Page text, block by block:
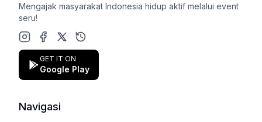
Mengajak masyarakat Indonesia hidup aktif melalui event
seru!
Instagram
Facebook
X (Twitter)
Google Play Store
GET IT ON
Google Play
Navigasi